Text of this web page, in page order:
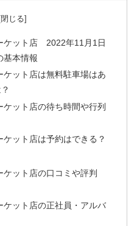
ケット店 2022年11月1日
基本情報
ット店は無料駐車場はあ
ット店の待ち時間や行列
ット店は予約はできる？
ット店の口コミや評判
ケット店の正社員・アルバ